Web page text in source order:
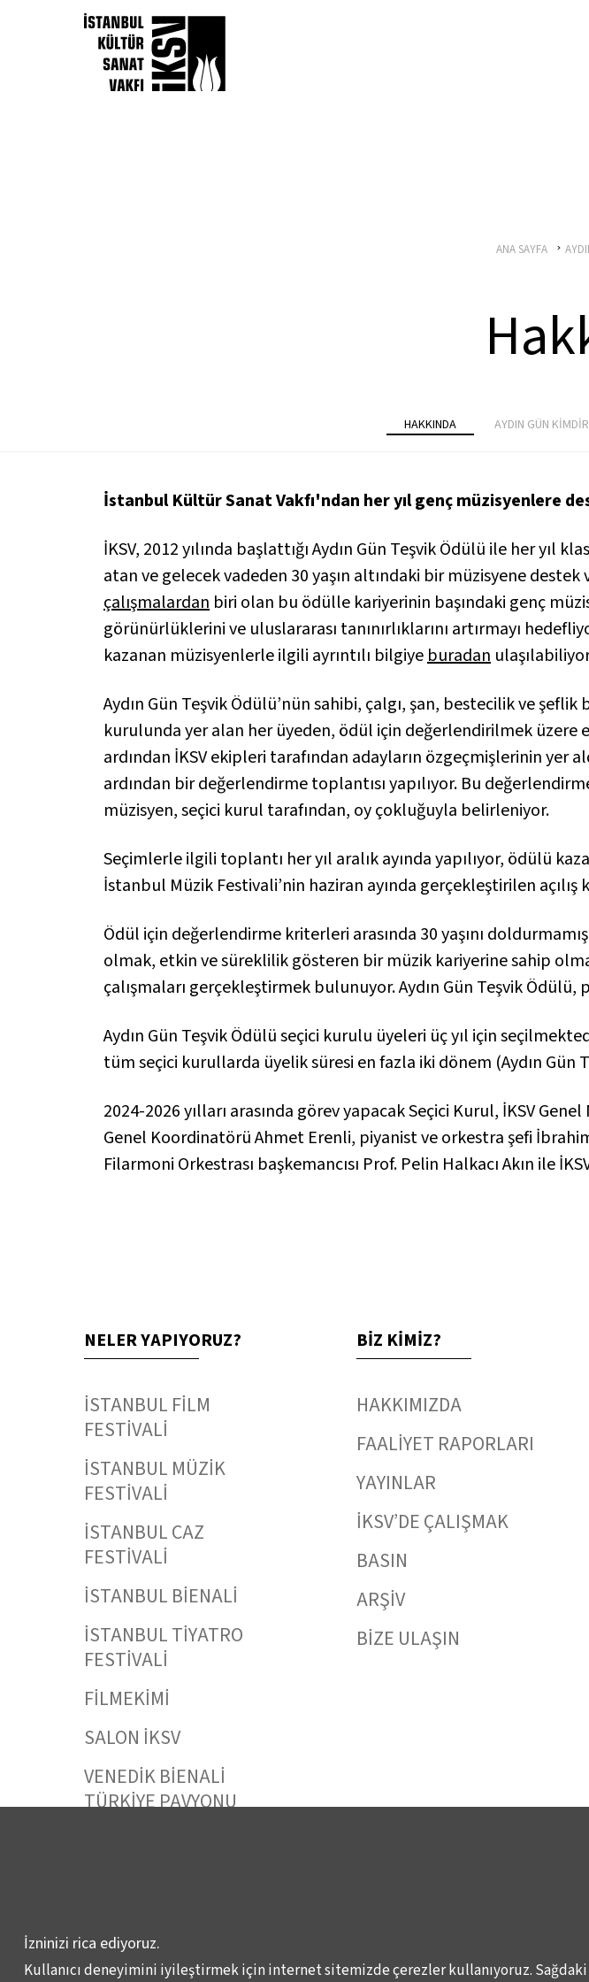
ANA SAYFA
HAKKINDA AYDIN GÜN
İstanbul Kültür Sanat Vakfı'ndan her yıl genç müzisyenlere
İKSV, 2012 yılında başlattığı Aydın Gün Teşvik Ödülü ile her yıl
atan ve gelecek vadeden 30 yaşın altındaki bir müzisyene destek
çalışmalardan biri olan bu ödülle kariyerinin başındaki genç
görünürlüklerini ve uluslararası tanınırlıklarını artırmayı
kazanan müzisyenlerle ilgili ayrıntılı bilgiyeburadan
Aydın Gün Teşvik Ödülü’nün sahibi, çalgı, şan, bestecilik ve
kurulunda yer alan her üyeden, ödül için değerlendirilmek üzere
ardından İKSV ekipleri tarafından adayların özgeçmişlerinin yer
ardından bir değerlendirme toplantısı yapılıyor. Bu
müzisyen, seçici kurul tarafından, oy çokluğuyla belirleniyor.
Seçimlerle ilgili toplantı her yıl aralık ayında yapılıyor, ödülü
İstanbul Müzik Festivali’nin haziran ayında gerçekleştirilen
Ödül için değerlendirme kriterleri arasında 30 yaşını
olmak, etkin ve süreklilik gösteren bir müzik kariyerine sahip
çalışmaları gerçekleştirmek bulunuyor. Aydın Gün Teşvik
Aydın Gün Teşvik Ödülü seçici kurulu üyeleri üç yıl için
tüm seçici kurullarda üyelik süresi en fazla iki dönem (Aydın
2024-2026 yılları arasında görev yapacak Seçici Kurul, İKSV
Genel Koordinatörü Ahmet Erenli, piyanist ve orkestra şefi
Filarmoni Orkestrası başkemancısı Prof. Pelin Halkacı Akın ile
NELER YAPIYORUZ?
İSTANBUL FİLM
FESTİVALİ
İSTANBUL MÜZİK
FESTİVALİ
İSTANBUL CAZ
FESTİVALİ
İSTANBUL BİENALİ
İSTANBUL TİYATRO
FESTİVALİ
FİLMEKİMİ
SALON İKSV
VENEDİK BİENALİ
TÜRKİYE PAVYONU
BİZ KİMİZ?
HAKKIMIZDA
FAALİYET RAPORLARI
YAYINLAR
İKSV’DE ÇALIŞMAK
BASIN
ARŞİV
BİZE ULAŞIN
İzninizi rica ediyoruz.
Kullanıcı deneyimini iyileştirmek için internet sitemizde çerezler kullanıyoruz. Sağdaki